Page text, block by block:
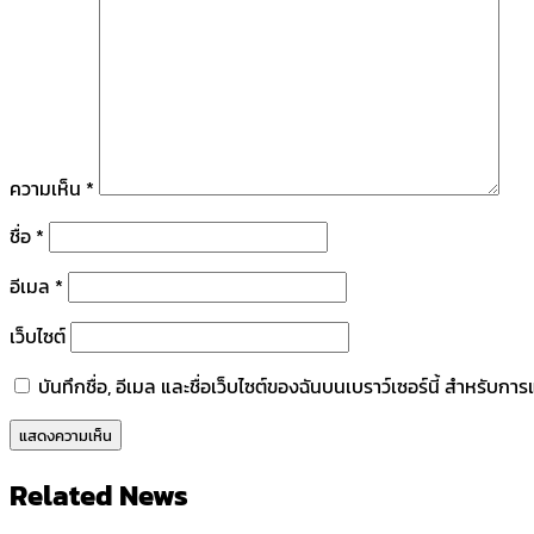
ความเห็น *
ชื่อ *
อีเมล *
เว็บไซต์
บันทึกชื่อ, อีเมล และชื่อเว็บไซต์ของฉันบนเบราว์เซอร์นี้ สำหรับกา
Related News